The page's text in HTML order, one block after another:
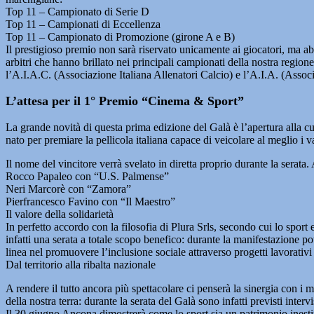
Top 11 – Campionato di Serie D
Top 11 – Campionati di Eccellenza
Top 11 – Campionato di Promozione (girone A e B)
Il prestigioso premio non sarà riservato unicamente ai giocatori, ma
arbitri che hanno brillato nei principali campionati della nostra
l’A.I.A.C. (Associazione Italiana Allenatori Calcio) e l’A.I.A.
L’attesa per il 1° Premio “Cinema & Sport”
La grande novità di questa prima edizione del Galà è l’apertura alla
nato per premiare la pellicola italiana capace di veicolare al meglio i
Il nome del vincitore verrà svelato in diretta proprio durante la
Rocco Papaleo con “U.S. Palmense”
Neri Marcorè con “Zamora”
Pierfrancesco Favino con “Il Maestro”
Il valore della solidarietà
In perfetto accordo con la filosofia di Plura Srls, secondo cui lo sport
infatti una serata a totale scopo benefico: durante la manifestazione
linea nel promuovere l’inclusione sociale attraverso progetti
Dal territorio alla ribalta nazionale
A rendere il tutto ancora più spettacolare ci penserà la sinergia con
della nostra terra: durante la serata del Galà sono infatti previsti